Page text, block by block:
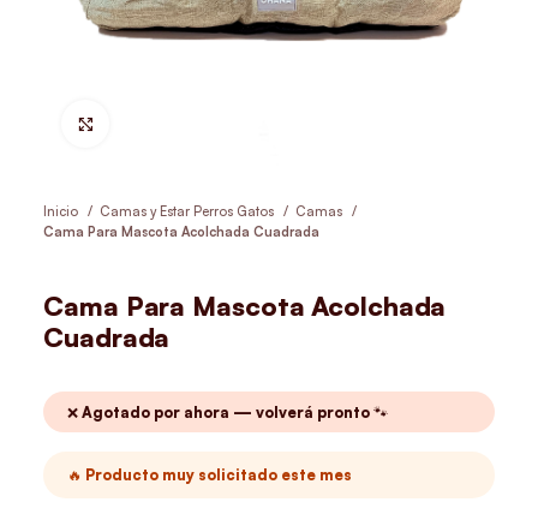
Inicio Camas y Estar Perros Gatos
Camas
Cama Para Mascota Acolchada Cuadrada
Cama Para Mascota Acolchada
Cuadrada
❌ Agotado por ahora — volverá pronto 🐾
🔥 Producto muy solicitado este mes